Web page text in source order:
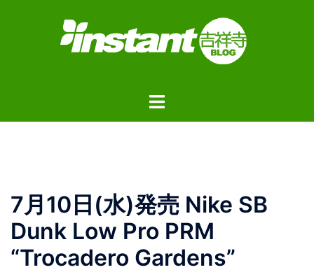
ト
ー
7月10日(水)発売 Nike SB
Dunk Low Pro PRM
“Trocadero Gardens”